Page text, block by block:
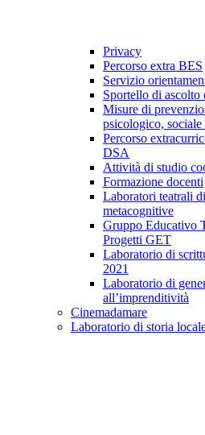
Privacy
Percorso extra BES
Servizio
Sportello di ascolto
Misure di
psicologico, sociale
Percorso
DSA
Attività di studio
Formazione docenti
Laboratori teatrali
metacognitive
Gruppo Educativo
Progetti GET
Laboratorio di
2021
Laboratorio di
all’imprenditività
Cinemadamare
Laboratorio di storia